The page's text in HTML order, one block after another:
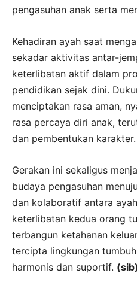
pengasuhan anak serta
Kehadiran ayah saat
sekadar aktivitas antar-
keterlibatan aktif dalam
pendidikan sejak dini.
menciptakan rasa aman,
rasa percaya diri anak,
dan pembentukan karakter.
Gerakan ini sekaligus
budaya pengasuhan
dan kolaboratif antara
keterlibatan kedua orang
terbangun ketahanan
tercipta lingkungan
harmonis dan suportif. (sib)